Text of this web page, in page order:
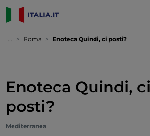
... Roma Enoteca Quindi, ci posti?
Enoteca Quindi, ci
posti?
Mediterranea